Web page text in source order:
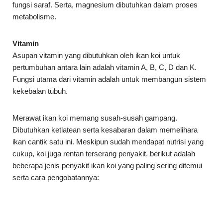
fungsi saraf. Serta, magnesium dibutuhkan dalam proses
metabolisme.
Vitamin
Asupan vitamin yang dibutuhkan oleh ikan koi untuk
pertumbuhan antara lain adalah vitamin A, B, C, D dan K.
Fungsi utama dari vitamin adalah untuk membangun sistem
kekebalan tubuh.
Merawat ikan koi memang susah-susah gampang.
Dibutuhkan ketlatean serta kesabaran dalam memelihara
ikan cantik satu ini. Meskipun sudah mendapat nutrisi yang
cukup, koi juga rentan terserang penyakit. berikut adalah
beberapa jenis penyakit ikan koi yang paling sering ditemui
serta cara pengobatannya: